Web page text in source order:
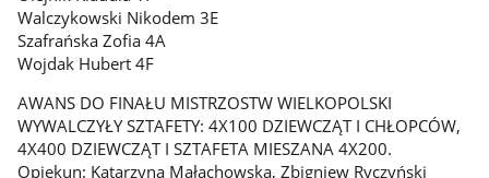
Walczykowski Nikodem 3E
Szafrańska Zofia 4A
Wojdak Hubert 4F
AWANS DO FINAŁU MISTRZOSTW WIELKOPOLSKI
WYWALCZYŁY SZTAFETY: 4X100 DZIEWCZĄT I CHŁOPCÓW,
4X400 DZIEWCZĄT I SZTAFETA MIESZANA 4X200.
Opiekun: Katarzyna Małachowska, Zbigniew Ryczyński